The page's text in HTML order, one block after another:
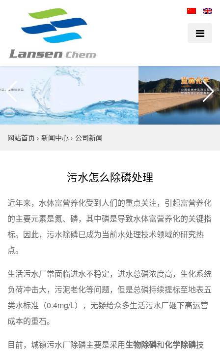
网站首页 › 新闻中心 › 公司新闻
污水怎么除磷处理
近年来，水体富营养化受到人们的重点关注，引起富营养化
的主要元素是氮、磷，其中磷是导致水体富营养化的关键指
标。因此，污水除磷已成为当前水处理技术领域的研究热
点。
生活污水厂常面临进水不稳定，进水总磷浓度高，生化系统
负荷冲击大，污泥老化等问题，但是总磷持续提标至地表五
类水标准（0.4mg/L），无疑给众多生活污水厂砸下高运营
成本的重石。
目前，城镇污水厂除磷主要是采用生物除磷和化学除磷技